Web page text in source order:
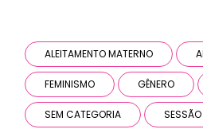
ALEITAMENTO MATERNO
FEMINISMO GÊNERO
SEM CATEGORIA